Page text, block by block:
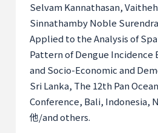
Selvam Kannathasan,
Sinnathamby Noble
Applied to the Analysis of
Pattern of Dengue Incidence
and Socio-Economic and
Sri Lanka, The 12th Pan
Conference, Bali, Indonesia,
他/and others.